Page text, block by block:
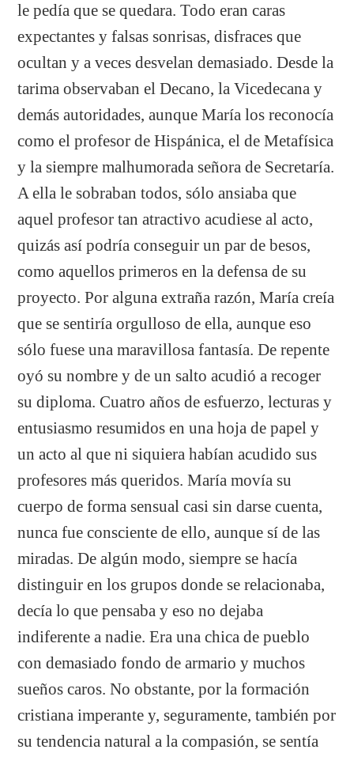
le pedía que se quedara. Todo eran caras
expectantes y falsas sonrisas, disfraces que
ocultan y a veces desvelan demasiado. Desde la
tarima observaban el Decano, la Vicedecana y
demás autoridades, aunque María los reconocía
como el profesor de Hispánica, el de Metafísica
y la siempre malhumorada señora de Secretaría.
A ella le sobraban todos, sólo ansiaba que
aquel profesor tan atractivo acudiese al acto,
quizás así podría conseguir un par de besos,
como aquellos primeros en la defensa de su
proyecto. Por alguna extraña razón, María creía
que se sentiría orgulloso de ella, aunque eso
sólo fuese una maravillosa fantasía. De repente
oyó su nombre y de un salto acudió a recoger
su diploma. Cuatro años de esfuerzo, lecturas y
entusiasmo resumidos en una hoja de papel y
un acto al que ni siquiera habían acudido sus
profesores más queridos. María movía su
cuerpo de forma sensual casi sin darse cuenta,
nunca fue consciente de ello, aunque sí de las
miradas. De algún modo, siempre se hacía
distinguir en los grupos donde se relacionaba,
decía lo que pensaba y eso no dejaba
indiferente a nadie. Era una chica de pueblo
con demasiado fondo de armario y muchos
sueños caros. No obstante, por la formación
cristiana imperante y, seguramente, también por
su tendencia natural a la compasión, se sentía